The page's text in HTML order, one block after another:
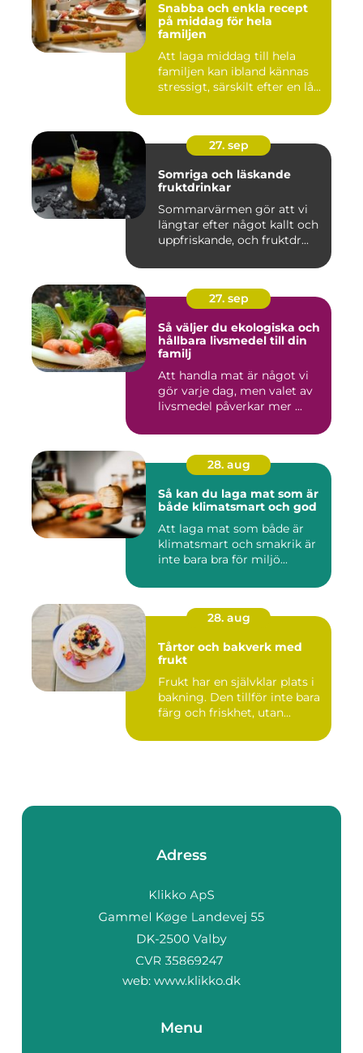
Snabba och enkla recept
på middag för hela
familjen
Att laga middag till hela
familjen kan ibland kännas
stressigt, särskilt efter en lå...
27. sep
Somriga och läskande
fruktdrinkar
Sommarvärmen gör att vi
längtar efter något kallt och
uppfriskande, och fruktdr...
27. sep
Så väljer du ekologiska och
hållbara livsmedel till din
familj
Att handla mat är något vi
gör varje dag, men valet av
livsmedel påverkar mer ...
28. aug
Så kan du laga mat som är
både klimatsmart och god
Att laga mat som både är
klimatsmart och smakrik är
inte bara bra för miljö...
28. aug
Tårtor och bakverk med
frukt
Frukt har en självklar plats i
bakning. Den tillför inte bara
färg och friskhet, utan...
Adress
web: www.klikko.dk
Menu